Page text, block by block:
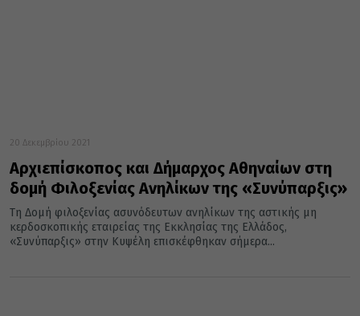
20 Δεκεμβρίου 2021
Αρχιεπίσκοπος και Δήμαρχος Αθηναίων στη
δομή Φιλοξενίας Ανηλίκων της «Συνύπαρξις»
Τη Δομή φιλοξενίας ασυνόδευτων ανηλίκων της αστικής μη
κερδοσκοπικής εταιρείας της Εκκλησίας της Ελλάδος,
«Συνύπαρξις» στην Κυψέλη επισκέφθηκαν σήμερα...